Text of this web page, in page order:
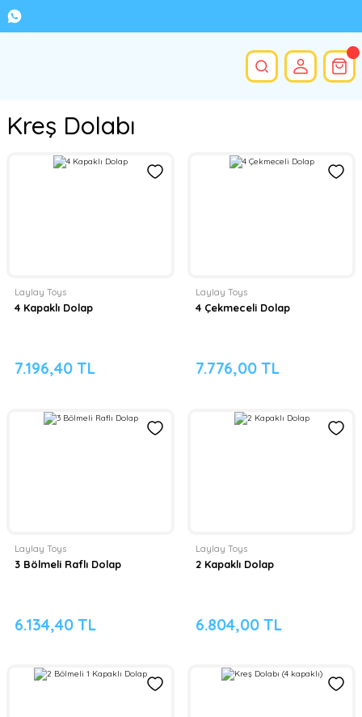
Kreş Dolabı
Laylay Toys
4 Kapaklı Dolap
7.196,40 TL
Laylay Toys
4 Çekmeceli Dolap
7.776,00 TL
Laylay Toys
3 Bölmeli Raflı Dolap
6.134,40 TL
Laylay Toys
2 Kapaklı Dolap
6.804,00 TL